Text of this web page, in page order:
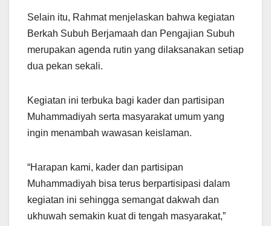
Selain itu, Rahmat menjelaskan bahwa kegiatan
Berkah Subuh Berjamaah dan Pengajian Subuh
merupakan agenda rutin yang dilaksanakan setiap
dua pekan sekali.
Kegiatan ini terbuka bagi kader dan partisipan
Muhammadiyah serta masyarakat umum yang
ingin menambah wawasan keislaman.
“Harapan kami, kader dan partisipan
Muhammadiyah bisa terus berpartisipasi dalam
kegiatan ini sehingga semangat dakwah dan
ukhuwah semakin kuat di tengah masyarakat,”